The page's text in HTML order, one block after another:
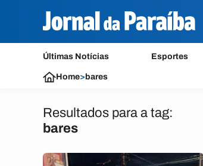
Últimas Notícias Esportes
Home> bares
Resultados para a tag:
bares